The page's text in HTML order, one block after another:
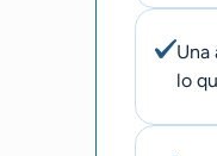
Una
lo